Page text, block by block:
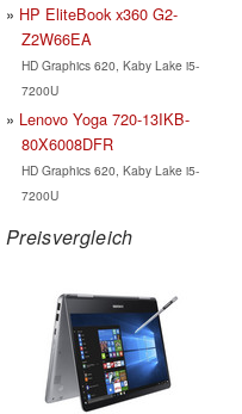
HP EliteBook x360 G2-
Z2W66EA
HD Graphics 620, Kaby Lake i5-
7200U
Lenovo Yoga 720-13IKB-
80X6008DFR
HD Graphics 620, Kaby Lake i5-
7200U
Preisvergleich